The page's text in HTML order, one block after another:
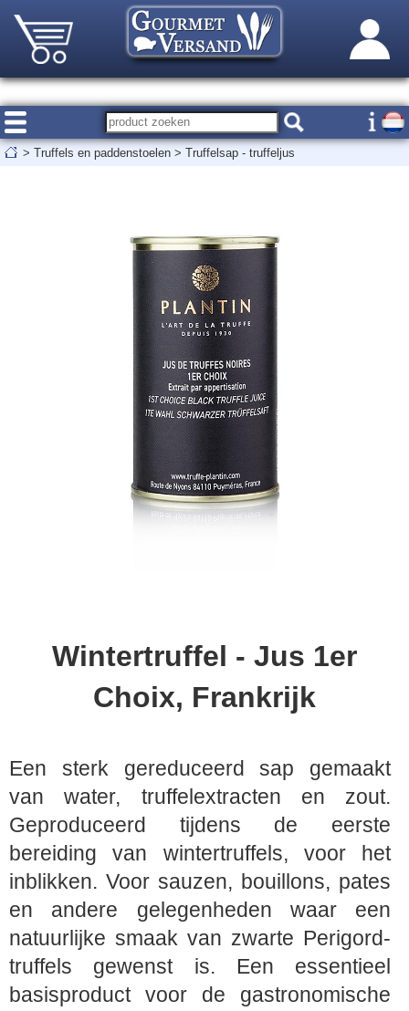
> Truffels en paddenstoelen > Truffelsap - truffeljus
Wintertruffel - Jus 1er
Choix, Frankrijk
Een sterk gereduceerd sap gemaakt
van water, truffelextracten en zout.
Geproduceerd tijdens de eerste
bereiding van wintertruffels, voor het
inblikken. Voor sauzen, bouillons, pates
en andere gelegenheden waar een
natuurlijke smaak van zwarte Perigord-
truffels gewenst is. Een essentieel
basisproduct voor de gastronomische